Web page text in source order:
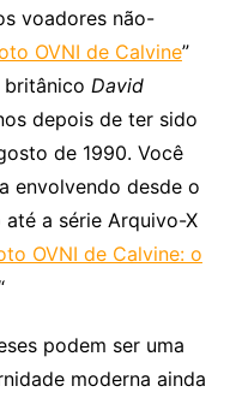
voadores não-
OVNI de Calvine”
David
depois de ter sido
de 1990. Você
envolvendo desde o
a série Arquivo-X
OVNI de Calvine: o
podem ser uma
moderna ainda